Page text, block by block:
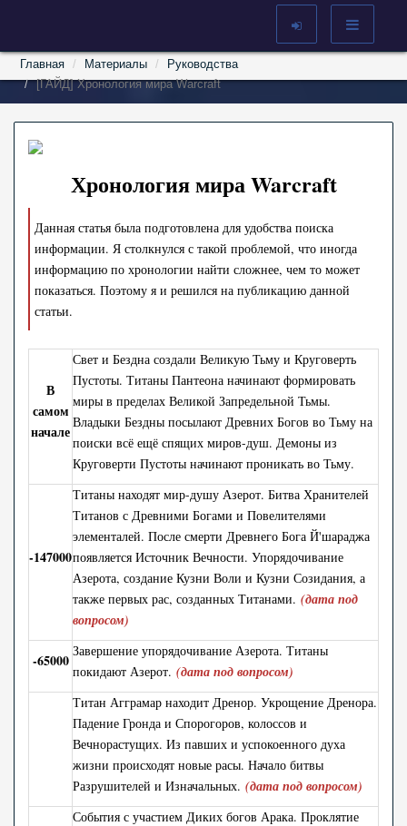
Главная Материалы
Руководства
[ГАЙД] Хронология мира Warcraft
Хронология мира Warcraft
Данная статья была подготовлена для удобства поиска
информации. Я столкнулся с такой проблемой, что иногда
информацию по хронологии найти сложнее, чем то может
показаться. Поэтому я и решился на публикацию данной
статьи.
В
самом
начале
Свет и Бездна создали Великую Тьму и Круговерть
Пустоты. Титаны Пантеона начинают формировать
миры в пределах Великой Запредельной Тьмы.
Владыки Бездны посылают Древних Богов во Тьму на
поиски всё ещё спящих миров-душ. Демоны из
Круговерти Пустоты начинают проникать во Тьму.
-147000
Титаны находят мир-душу Азерот. Битва Хранителей
Титанов с Древними Богами и Повелителями
элементалей. После смерти Древнего Бога Й'шараджа
появляется Источник Вечности. Упорядочивание
Азерота, создание Кузни Воли и Кузни Созидания, а
также первых рас, созданных Титанами. (дата под
вопросом)
-65000
Завершение упорядочивание Азерота. Титаны
покидают Азерот. (дата под вопросом)
Титан Агграмар находит Дренор. Укрощение Дренора.
Падение Гронда и Спорогоров, колоссов и
Вечнорастущих. Из павших и успокоенного духа
жизни происходят новые расы. Начало битвы
Разрушителей и Изначальных. (дата под вопросом)
События с участием Диких богов Арака. Проклятие